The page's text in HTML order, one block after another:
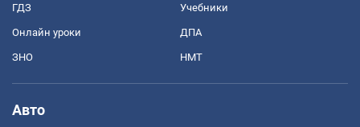
ГДЗ Учебники
Онлайн уроки ДПА
ЗНО НМТ
Авто